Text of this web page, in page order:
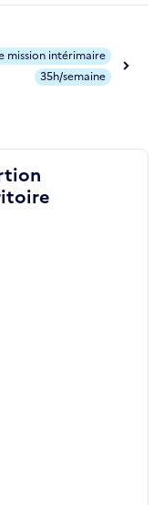
mission intérimaire
35h/semaine